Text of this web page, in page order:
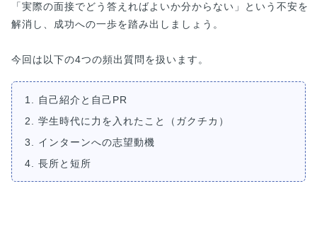
「実際の面接でどう答えればよいか分からない」という不安を
解消し、成功への一歩を踏み出しましょう。
今回は以下の4つの頻出質問を扱います。
1. 自己紹介と自己PR
2. 学生時代に力を入れたこと（ガクチカ）
3. インターンへの志望動機
4. 長所と短所